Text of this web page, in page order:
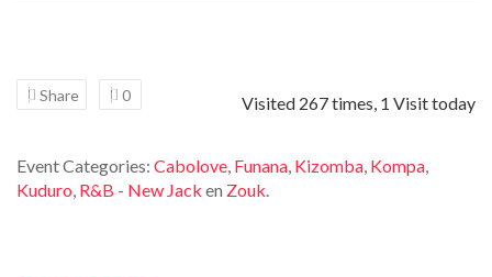
Share 0 Visited 267 times, 1 Visit today
Event Categories: Cabolove, Funana, Kizomba, Kompa,
Kuduro, R&B - New Jack en Zouk.